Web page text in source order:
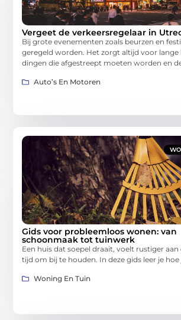
Vergeet de verkeersregelaar in
Bij grote evenementen zoals beurzen en
geregeld worden. Het zorgt altijd voor lange
dingen die afgestreept moeten worden en
Auto’s En Motoren
Gids voor probleemloos wonen: van
schoonmaak tot tuinwerk
Een huis dat soepel draait, voelt rustiger
tijd om bij te houden. In deze gids leer je
Woning En Tuin